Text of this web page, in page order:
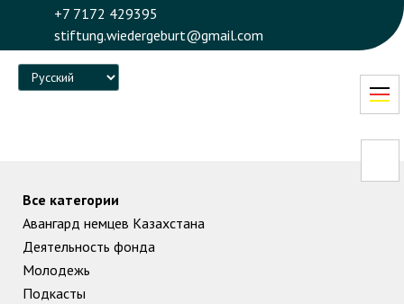
+7 7172 429395
stiftung.wiedergeburt@gmail.com
Language
Все категории
Авангард немцев Казахстана
Деятельность фонда
Молодежь
Подкасты